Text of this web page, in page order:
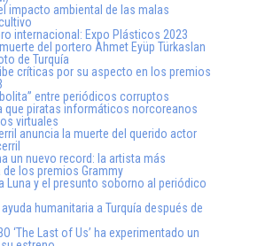
impacto ambiental de las malas
internacional: Expo Plásticos 2023
del portero Ahmet Eyüp Türkaslan
de Turquía
críticas por su aspecto en los premios
entre periódicos corruptos
que piratas informáticos norcoreanos
virtuales
anuncia la muerte del querido actor
un nuevo record: la artista más
los premios Grammy
Luna y el presunto soborno al periódico
humanitaria a Turquía después de
‘The Last of Us’ ha experimentado un